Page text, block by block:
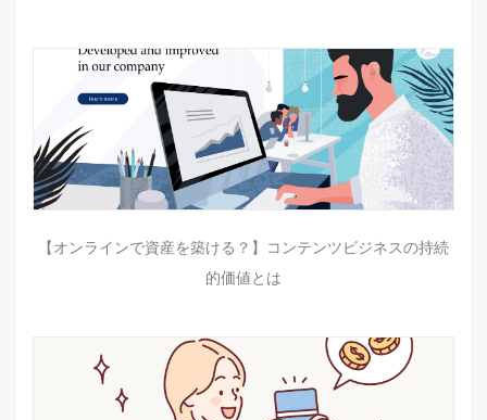
【オンラインで資産を築ける？】コンテンツビジネスの持続
的価値とは